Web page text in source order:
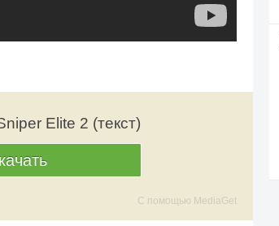
Elite 2 (текст)
С помощью MediaGet